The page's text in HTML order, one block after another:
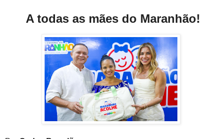
A todas as mães do Maranhão!